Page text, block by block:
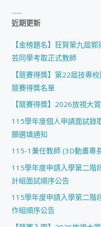
近期更新
【金榜題名】狂賀第九屆
芸同學考取正式教師
【競賽得獎】第22屆技專
競賽得獎名單
【競賽得獎】2026放視大
115學年度個人申請面試錄
願選填通知
115-1兼任教師 (3D動畫專
115學年度申請入學第二階
計組面試順序公告
115學年度申請入學第二階
作組順序公告